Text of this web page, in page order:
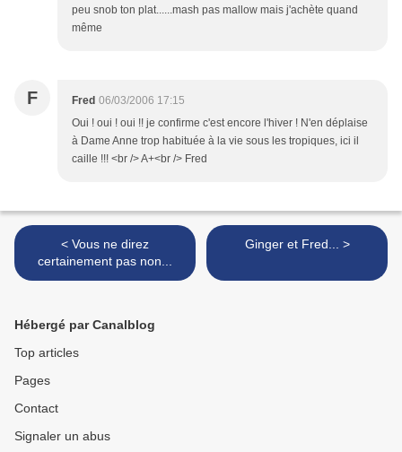
peu snob ton plat......mash pas mallow mais j'achète quand
même
F Fred 06/03/2006 17:15
Oui ! oui ! oui !! je confirme c'est encore l'hiver ! N'en déplaise
à Dame Anne trop habituée à la vie sous les tropiques, ici il
caille !!! <br /> A+<br /> Fred
< Vous ne direz
certainement pas non...
Ginger et Fred... >
Hébergé par Canalblog
Top articles
Pages
Contact
Signaler un abus